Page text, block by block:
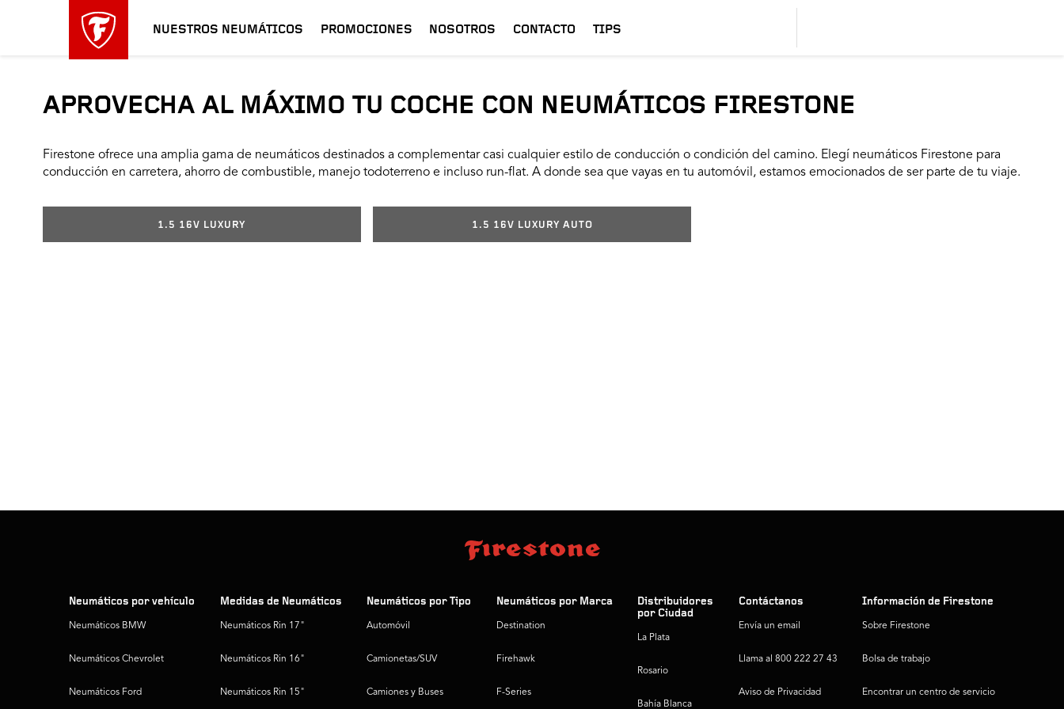
NUESTROS NEUMÁTICOS PROMOCIONES NOSOTROS CONTACTO TIPS
APROVECHA AL MÁXIMO TU COCHE CON NEUMÁTICOS FIRESTONE
Firestone ofrece una amplia gama de neumáticos destinados a complementar casi cualquier estilo de conducción o condición del camino. Elegí neumáticos Firestone para
conducción en carretera, ahorro de combustible, manejo todoterreno e incluso run-flat. A donde sea que vayas en tu automóvil, estamos emocionados de ser parte de tu viaje.
1.5 16V LUXURY 1.5 16V LUXURY AUTO
Neumáticos por vehículo
Neumáticos BMW
Neumáticos Chevrolet
Neumáticos Ford
Medidas de Neumáticos
Neumáticos Rin 17"
Neumáticos Rin 16"
Neumáticos Rin 15"
Neumáticos por Tipo
Automóvil
Camionetas/SUV
Camiones y Buses
Neumáticos por Marca
Destination
Firehawk
F-Series
Distribuidores
por Ciudad
La Plata
Rosario
Bahía Blanca
Contáctanos
Envía un email
Llama al 800 222 27 43
Aviso de Privacidad
Información de Firestone
Sobre Firestone
Bolsa de trabajo
Encontrar un centro de servicio